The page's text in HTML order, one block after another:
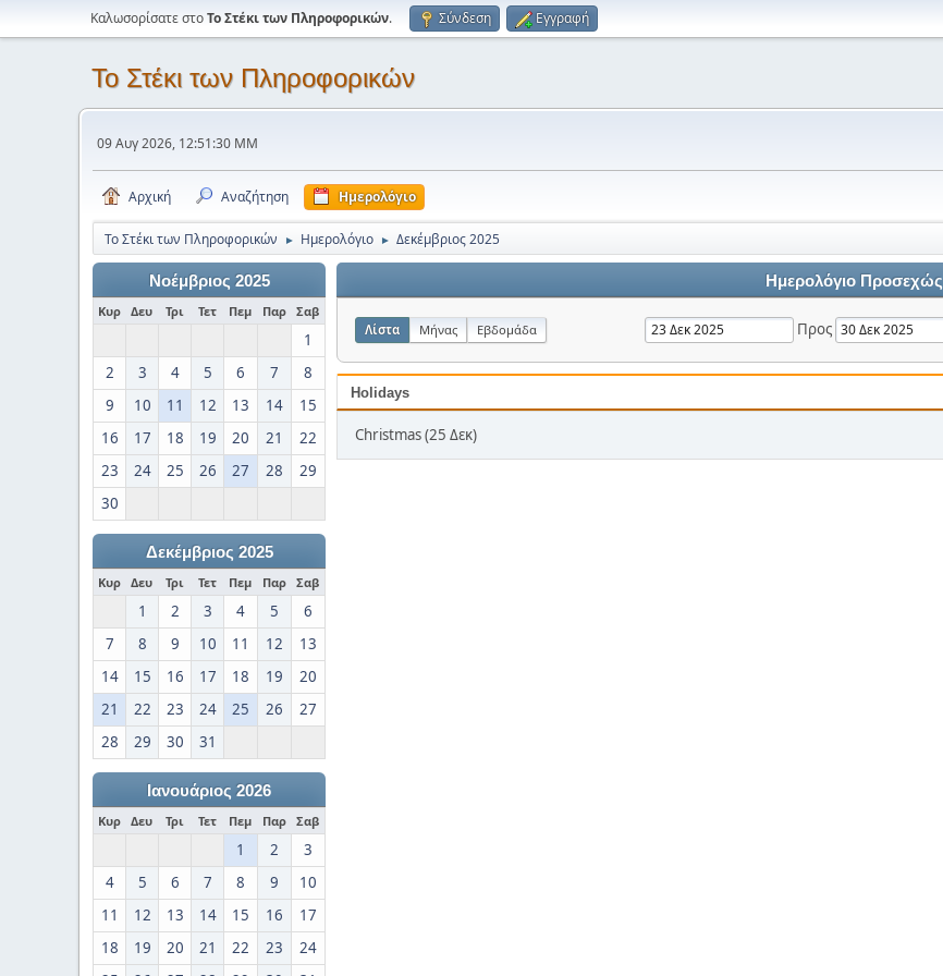
Καλωσορίσατε στοΤο Στέκι των Πληροφορικών. Σύνδεση Εγγραφή
Το Στέκι των Πληροφορικών
09 Αυγ 2026, 12:51:30 ΜΜ
Αρχική Αναζήτηση Ημερολόγιο
Το Στέκι των Πληροφορικών ► Ημερολόγιο ► Δεκέμβριος 2025
Νοέμβριος 2025
Κυρ Δευ Τρι Τετ Πεμ Παρ Σαβ
1
2
3 4 5 6 7
8
9
10 11 12 13 14
15
16
17 18 19 20 21
22
23
24 25 26 27 28
29
30
Δεκέμβριος 2025
Κυρ Δευ Τρι Τετ Πεμ Παρ Σαβ
1 2 3 4 5
6
7
8 9 10 11 12
13
14
15 16 17 18 19
20
21
22 23 24 25 26
27
28
29 30 31
Ιανουάριος 2026
Κυρ Δευ Τρι Τετ Πεμ Παρ Σαβ
1 2
3
4
5 6 7 8 9
10
11
12 13 14 15 16
17
18
19 20 21 22 23
24
Ημερολόγιο Προσεχώς
Λίστα Μήνας Εβδομάδα Προς
Holidays
Christmas (25 Δεκ)